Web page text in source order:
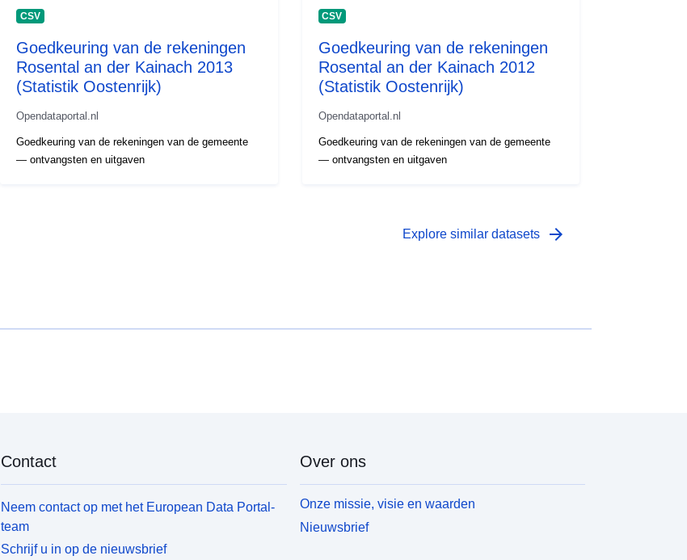
CSV
Goedkeuring van de rekeningen
Rosental an der Kainach 2013
(Statistik Oostenrijk)
Opendataportal.nl
Goedkeuring van de rekeningen van de gemeente
— ontvangsten en uitgaven
CSV
Goedkeuring van de rekeningen
Rosental an der Kainach 2012
(Statistik Oostenrijk)
Opendataportal.nl
Goedkeuring van de rekeningen van de gemeente
— ontvangsten en uitgaven
Explore similar datasets arrow_forward
Contact
Neem contact op met het European Data Portal-
team
Schrijf u in op de nieuwsbrief
Over ons
Onze missie, visie en waarden
Nieuwsbrief